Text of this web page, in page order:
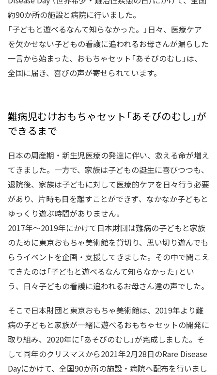
約90か所の施設と病院に行いました。
「子どもと遊べるなんて知らなかった。」日々、医療ケア
を欠かせない子どもの看護に追われるお母さんが漏らした
一言から始まった、おもちゃセット「あそびのむし」は、
全国に届き、喜びの声が寄せられています。
難病児むけおもちゃセット「あそびのむし」が
できるまで
日本の周産期・新生児医療の発達に伴い、救える命が増え
てきました。一方で、家族は子どもの誕生に喜びつつも、
退院後、家族は子どもに対して医療的ケアを日々行う必要
があり、片時も目を離すことができず、なかなか子どもと
ゆっくり遊ぶ時間がありません。
2017年～2019年にかけて日本財団は難病の子どもと家族
のために東京おもちゃ美術館を貸切り、思い切り遊んでも
らうイベントを企画・支援してきました。その中で聞こえ
てきたのは「子どもと遊べるなんて知らなかった」とい
う、日々子どもの看護に追われるお母さん達の声でした。
そこで日本財団と東京おもちゃ美術館は、2019年より難
病の子どもと家族が一緒に遊べるおもちゃセットの開発に
取り組み、2020年に「あそびのむし」が完成しました。そ
して同年のクリスマスから2021年2月28日のRare Disease
Dayにかけて、全国90か所の施設・病院へ配布を行いまし